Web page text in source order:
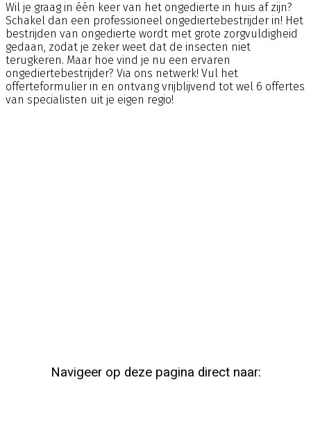
Wil je graag in één keer van het ongedierte in huis af zijn?
Schakel dan een professioneel ongediertebestrijder in! Het
bestrijden van ongedierte wordt met grote zorgvuldigheid
gedaan, zodat je zeker weet dat de insecten niet
terugkeren. Maar hoe vind je nu een ervaren
ongediertebestrijder? Via ons netwerk! Vul het
offerteformulier in en ontvang vrijblijvend tot wel 6 offertes
van specialisten uit je eigen regio!
Navigeer op deze pagina direct naar: